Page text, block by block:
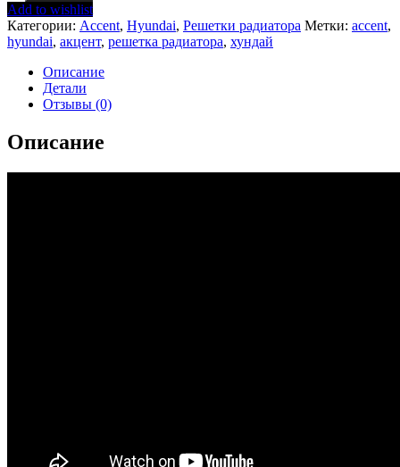
Add to wishlist
Категории: Accent, Hyundai, Решетки радиатора Метки: accent,
hyundai, акцент, решетка радиатора, хундай
Описание
Детали
Отзывы (0)
Описание